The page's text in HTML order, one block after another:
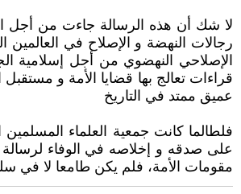
لا شك أن هذه الرسالة جاءت من أجل
رجالات النهضة و الإصلاح في
الإصلاحي النهضوي من أجل إسلامية
قراءات تعالج بها قضايا الأمة و
عميق ممتد في التاريخ
فلطالما كانت جمعية العلماء المسلمين
على صدقه و إخلاصه في الوفاء
مقومات الأمة، فلم يكن طامعا لا في